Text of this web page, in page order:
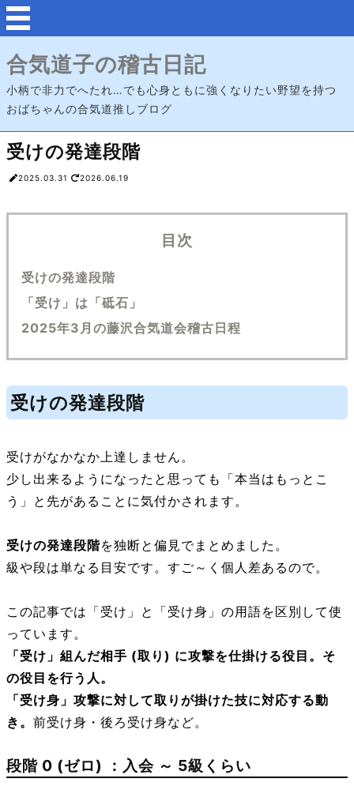
合気道子の稽古日記
小柄で非力でへたれ…でも心身ともに強くなりたい野望を持つ
おばちゃんの合気道推しブログ
受けの発達段階
2025.03.31 2026.06.19
目次
受けの発達段階
「受け」は「砥石」
2025年3月の藤沢合気道会稽古日程
受けの発達段階
受けがなかなか上達しません。
少し出来るようになったと思っても「本当はもっとこ
う」と先があることに気付かされます。
受けの発達段階を独断と偏見でまとめました。
級や段は単なる目安です。すご～く個人差あるので。
この記事では「受け」と「受け身」の用語を区別して使
っています。
「受け」組んだ相手 (取り) に攻撃を仕掛ける役目。そ
の役目を行う人。
「受け身」攻撃に対して取りが掛けた技に対応する動
き。 前受け身・後ろ受け身など。
段階 0 (ゼロ) ： 入会 ～ 5級くらい